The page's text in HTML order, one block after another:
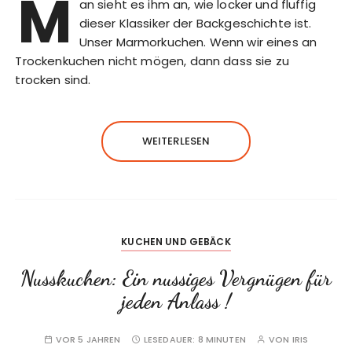
M
an sieht es ihm an, wie locker und fluffig
dieser Klassiker der Backgeschichte ist.
Unser Marmorkuchen. Wenn wir eines an
Trockenkuchen nicht mögen, dann dass sie zu
trocken sind.
WEITERLESEN
KUCHEN UND GEBÄCK
Nusskuchen: Ein nussiges Vergnügen für
jeden Anlass !
VOR 5 JAHREN LESEDAUER: 8 MINUTEN VON IRIS